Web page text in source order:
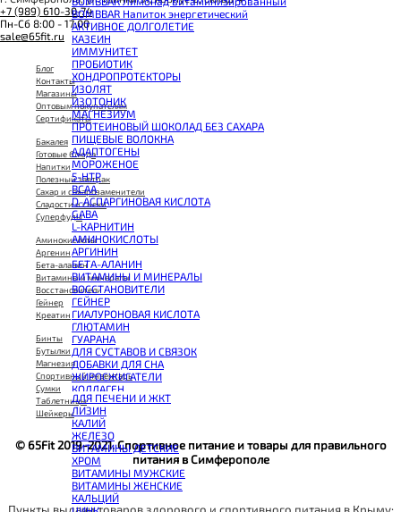
BOMBBAR Напиток энергетический
АКТИВНОЕ ДОЛГОЛЕТИЕ
КАЗЕИН
ИММУНИТЕТ
ПРОБИОТИК
ХОНДРОПРОТЕКТОРЫ
ИЗОЛЯТ
ИЗОТОНИК
МАГНЕЗИУМ
ПРОТЕИНОВЫЙ ШОКОЛАД БЕЗ САХАРА
ПИЩЕВЫЕ ВОЛОКНА
АДАПТОГЕНЫ
МОРОЖЕНОЕ
5-HTP
BCAA
D-АСПАРГИНОВАЯ КИСЛОТА
GABA
L-КАРНИТИН
АМИНОКИСЛОТЫ
АРГИНИН
БЕТА-АЛАНИН
ВИТАМИНЫ И МИНЕРАЛЫ
ВОССТАНОВИТЕЛИ
ГЕЙНЕР
ГИАЛУРОНОВАЯ КИСЛОТА
ГЛЮТАМИН
ГУАРАНА
ДЛЯ СУСТАВОВ И СВЯЗОК
ДОБАВКИ ДЛЯ СНА
ЖИРОСЖИГАТЕЛИ
КОЛЛАГЕН
КОЭНЗИМ Q10
КРЕАТИН
ПОЛЕЗНЫЕ ЖИРЫ
ПРОТЕИН
ПРОТЕИНОВОЕ ПЕЧЕНЬЕ
ПРОТЕИНОВЫЕ БАТОНЧИКИ
ПРОТЕИНОВЫЕ КАШИ
ТЕСТОБУСТЕРЫ
ЦИТРУЛЛИН МАЛАТ
ДЛЯ ПЕЧЕНИ И ЖКТ
ЛИЗИН
КАЛИЙ
ЖЕЛЕЗО
ВИТАМИНЫ ДЕТСКИЕ
ХРОМ
ВИТАМИНЫ МУЖСКИЕ
ВИТАМИНЫ ЖЕНСКИЕ
КАЛЬЦИЙ
+7 (989) 610-30-74
Пн-Сб 8:00 - 17:00
sale@65fit.ru
Блог
Контакты
Магазины
Оптовым покупателям
Сертификаты
Бакалея
Готовые блюда
Напитки
Полезный завтрак
Сахар и сахарозаменители
Сладости и снеки
Суперфуды
Аминокислоты
Аргенин
Бета-аланин
Витамины и минералы
Восстановители
Гейнер
Креатин
Бинты
Бутылки
Магнезия
Спортивный инвентарь
Сумки
Таблетницы
Шейкеры
© 65Fit 2019-2021. Спортивное питание и товары для правильного
питания в Симферополе